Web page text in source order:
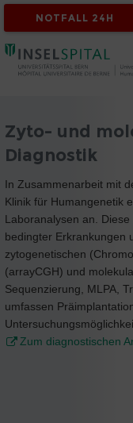
NOTFALL 24H
Zyto- und
Diagnostik
In Zusammenarbeit mit
Klinik für Humangenetik
Laboranalysen an.
bedingter Erkrankungen
zytogenetischen
(arrayCGH) und
Sequenzierung, MLPA,
umfassen
Zum diagnostischen